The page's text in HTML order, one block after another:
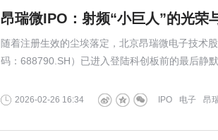
昂瑞微IPO：射频“小巨人”的光荣
随着注册生效的尘埃落定，北京昂瑞微电子技术
码：688790.SH）已进入登陆科创板前的最后静
2026-02-26 16:34 昂
电子
IPO